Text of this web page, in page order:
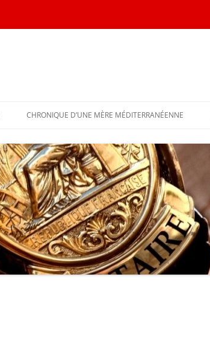
CHRONIQUE D’UNE MÈRE MÉDITERRANÉENNE